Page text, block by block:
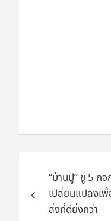
เรื่อง“บ้านปู” ชู 5 กิ
เปลี่ยนแปลงเ
สิ่งที่ดียิ่งกว่า